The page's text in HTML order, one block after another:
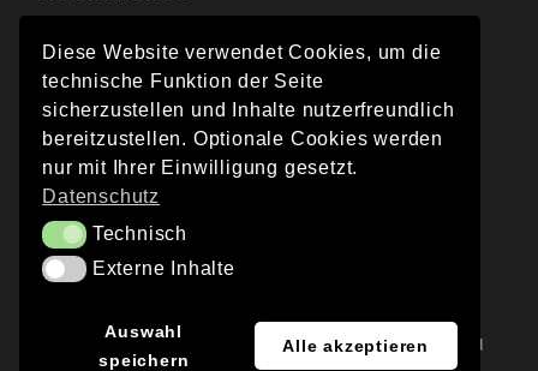
Impressum
Datenschutz
© 2026 DAY & LIGHT | WEBSITE: OPEN
EN
JA
Diese Website verwendet Cookies, um die
technische Funktion der Seite
sicherzustellen und Inhalte nutzerfreundlich
bereitzustellen. Optionale Cookies werden
nur mit Ihrer Einwilligung gesetzt.
Datenschutz
TechnischTechnisch
Externe Inhalte
Externe Inhalte
Auswahl
speichern
Alle akzeptieren